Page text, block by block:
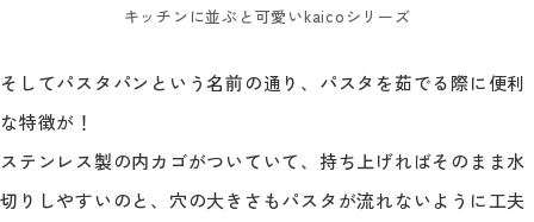
キッチンに並ぶと可愛いkaicoシリーズ
そしてパスタパンという名前の通り、パスタを茹でる際に便利
な特徴が！
ステンレス製の内カゴがついていて、持ち上げればそのまま水
切りしやすいのと、穴の大きさもパスタが流れないように工夫